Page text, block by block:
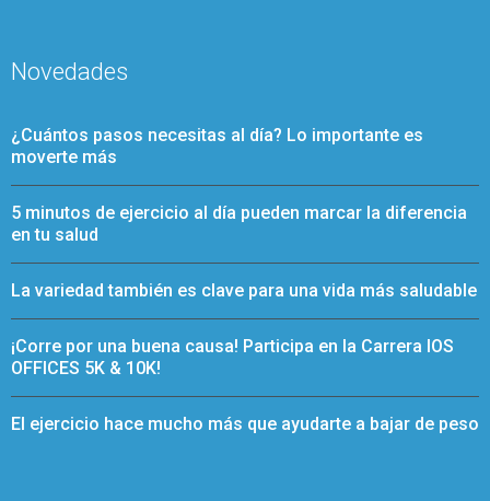
Novedades
¿Cuántos pasos necesitas al día? Lo importante es
moverte más
5 minutos de ejercicio al día pueden marcar la diferencia
en tu salud
La variedad también es clave para una vida más saludable
¡Corre por una buena causa! Participa en la Carrera IOS
OFFICES 5K & 10K!
El ejercicio hace mucho más que ayudarte a bajar de peso